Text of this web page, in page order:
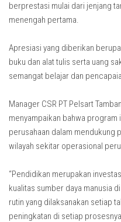
berprestasi mulai dari jenjang
menengah pertama.
Apresiasi yang diberikan
buku dan alat tulis serta uang
semangat belajar dan
Manager CSR PT Pelsart
menyampaikan bahwa
perusahaan dalam mendukung
wilayah sekitar operasional
“Pendidikan merupakan
kualitas sumber daya manusia
rutin yang dilaksanakan setiap
peningkatan di setiap